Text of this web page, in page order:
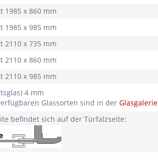
1985 x 860 mm
1985 x 985 mm
2110 x 735 mm
2110 x 860 mm
2110 x 985 mm
4 mm
Glassorten sind in der Glasgalerie
befindet sich auf der Türfalzseite: